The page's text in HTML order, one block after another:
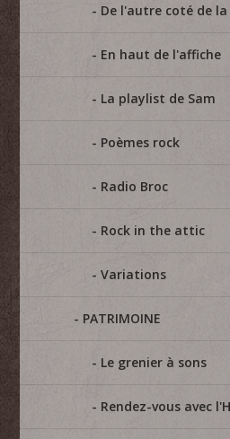
De l'autre coté de
En haut de l'affiche
La playlist de Sam
Poèmes rock
Radio Broc
Rock in the attic
Variations
PATRIMOINE
Le grenier à sons
Rendez-vous avec